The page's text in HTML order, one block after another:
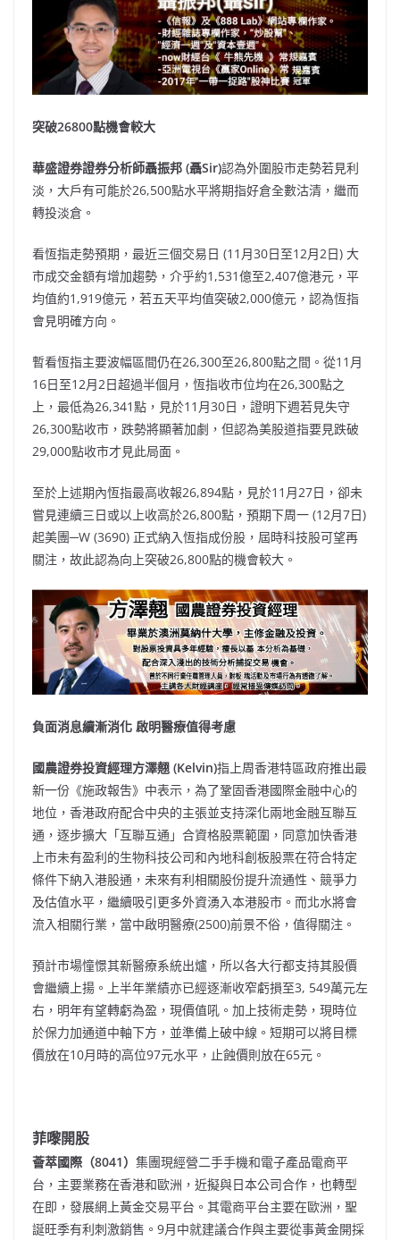
突破26800點機會較大
華盛證券證券分析師聶振邦 (聶Sir)認為外圍股市走勢若見利
淡，大戶有可能於26,500點水平將期指好倉全數沽清，繼而
轉投淡倉。
看恆指走勢預期，最近三個交易日 (11月30日至12月2日) 大
市成交金額有增加趨勢，介乎約1,531億至2,407億港元，平
均值約1,919億元，若五天平均值突破2,000億元，認為恆指
會見明確方向。
暫看恆指主要波幅區間仍在26,300至26,800點之間。從11月
16日至12月2日超過半個月，恆指收市位均在26,300點之
上，最低為26,341點，見於11月30日，證明下週若見失守
26,300點收市，跌勢將顯著加劇，但認為美股道指要見跌破
29,000點收市才見此局面。
至於上述期內恆指最高收報26,894點，見於11月27日，卻未
嘗見連續三日或以上收高於26,800點，預期下周一 (12月7日)
起美團─W (3690) 正式納入恆指成份股，屆時科技股可望再
關注，故此認為向上突破26,800點的機會較大。
負面消息續漸消化 啟明醫療值得考慮
國農證券投資經理方澤翹 (Kelvin)指上周香港特區政府推出最
新一份《施政報吿》中表示，為了鞏固香港國際金融中心的
地位，香港政府配合中央的主張並支持深化兩地金融互聯互
通，逐步擴大「互聯互通」合資格股票範圍，同意加快香港
上市未有盈利的生物科技公司和內地科創板股票在符合特定
條件下納入港股通，未來有利相關股份提升流通性、競爭力
及估值水平，繼續吸引更多外資湧入本港股市。而北水將會
流入相關行業，當中啟明醫療(2500)前景不俗，值得關注。
預計市場憧憬其新醫療系統出爐，所以各大行都支持其股價
會繼續上揚。上半年業績亦已經逐漸收窄虧損至3, 549萬元左
右，明年有望轉虧為盈，現價值吼。加上技術走勢，現時位
於保力加通道中軸下方，並準備上破中線。短期可以將目標
價放在10月時的高位97元水平，止蝕價則放在65元。
菲嚟開股
薈萃國際（8041） 集團現經營二手手機和電子產品電商平
台，主要業務在香港和歐洲，近擬與日本公司合作，也轉型
在即，發展網上黃金交易平台。其電商平台主要在歐洲，聖
誕旺季有利刺激銷售。9月中就建議合作與主要從事黃金開採